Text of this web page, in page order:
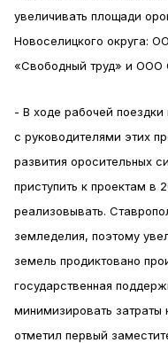
увеличивать площади
Новоселицкого округа:
«Свободный труд» и ООО
- В ходе рабочей поездки
с руководителями этих
развития оросительных
приступить к проектам в
реализовывать.
земледелия, поэтому
земель продиктовано
государственная
минимизировать
отметил первый